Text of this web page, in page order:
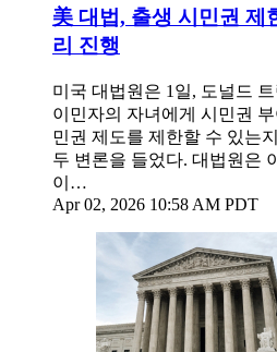
美 대법, 출생 시민권 제
리 진행
미국 대법원은 1일, 도널드
이민자의 자녀에게 시민권
민권 제도를 제한할 수 있는
두 변론을 들었다. 대법원은
이…
Apr 02, 2026 10:58 AM PDT